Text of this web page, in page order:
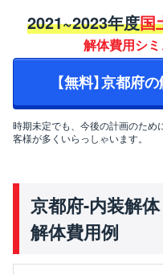
2021~2023年度国
解体費用シ
【無料】京都府
時期未定でも、今後の計画のため
客様が多くいらっしゃいます。
京都府-内装解
解体費用例